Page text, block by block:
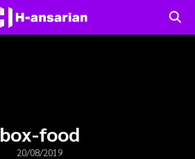
box-food
20/08/2019